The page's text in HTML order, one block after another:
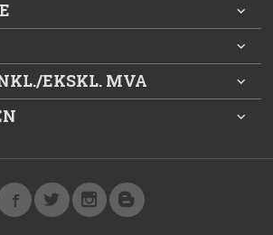
EKSKL. MVA